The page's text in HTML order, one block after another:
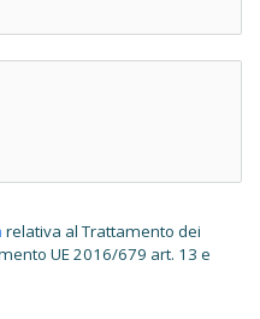
relativa al Trattamento dei
UE 2016/679 art. 13 e